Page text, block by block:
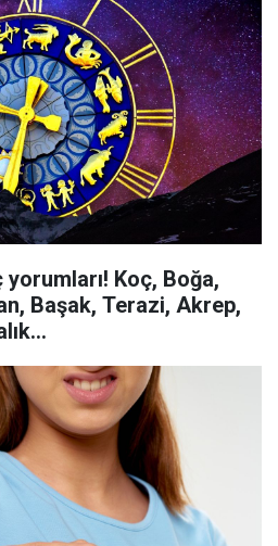
Koç, Boğa,
Başak, Terazi, Akrep,